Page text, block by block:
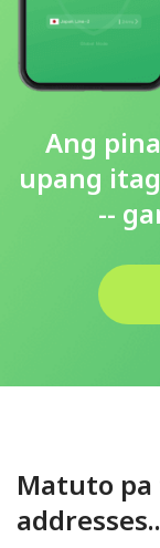
Ang
upang
--
Matuto pa